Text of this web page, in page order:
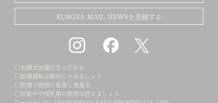
KUBOTA MAIL NEWSを登録する
◯お酒は20歳になってから
◯飲酒運転は絶対にやめましょう
◯飲酒は健康に留意し適量を
◯妊娠中や授乳期の飲酒は控えましょう